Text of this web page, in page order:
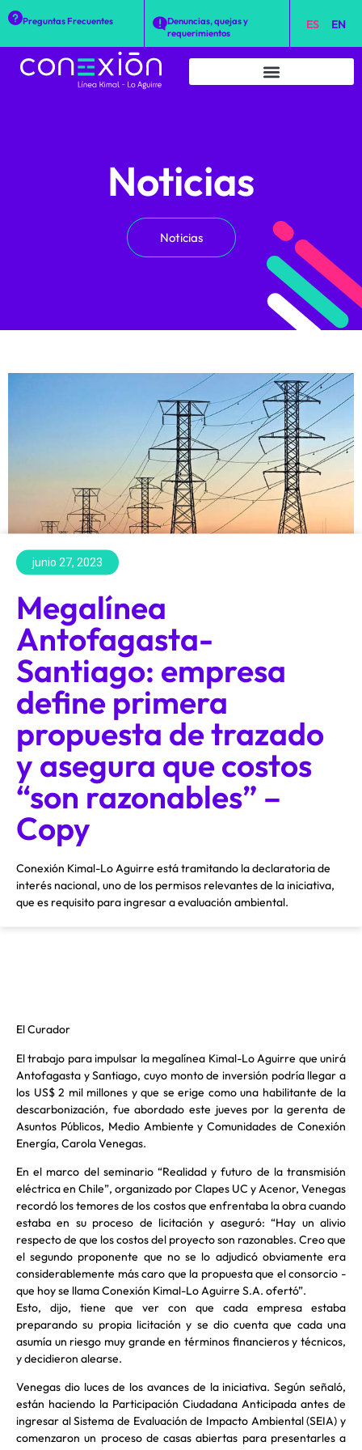
Preguntas Frecuentes
Denuncias, quejas y
requerimientos
ES EN
Noticias
Noticias
junio 27, 2023
Megalínea
Antofagasta-
Santiago: empresa
define primera
propuesta de trazado
y asegura que costos
“son razonables” –
Copy
Conexión Kimal-Lo Aguirre está tramitando la declaratoria de
interés nacional, uno de los permisos relevantes de la iniciativa,
que es requisito para ingresar a evaluación ambiental.
El Curador
El trabajo para impulsar la megalínea Kimal-Lo Aguirre que unirá
Antofagasta y Santiago, cuyo monto de inversión podría llegar a
los US$ 2 mil millones y que se erige como una habilitante de la
descarbonización, fue abordado este jueves por la gerenta de
Asuntos Públicos, Medio Ambiente y Comunidades de Conexión
Energía, Carola Venegas.
En el marco del seminario “Realidad y futuro de la transmisión
eléctrica en Chile”, organizado por Clapes UC y Acenor, Venegas
recordó los temores de los costos que enfrentaba la obra cuando
estaba en su proceso de licitación y aseguró: “Hay un alivio
respecto de que los costos del proyecto son razonables. Creo que
el segundo proponente que no se lo adjudicó obviamente era
considerablemente más caro que la propuesta que el consorcio -
que hoy se llama Conexión Kimal-Lo Aguirre S.A. ofertó”.
Esto, dijo, tiene que ver con que cada empresa estaba
preparando su propia licitación y se dio cuenta que cada una
asumía un riesgo muy grande en términos financieros y técnicos,
y decidieron alearse.
Venegas dio luces de los avances de la iniciativa. Según señaló,
están haciendo la Participación Ciudadana Anticipada antes de
ingresar al Sistema de Evaluación de Impacto Ambiental (SEIA) y
comenzaron un proceso de casas abiertas para presentarles a